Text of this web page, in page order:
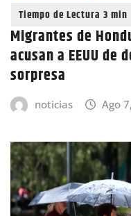
Migrantes de
acusan a EEUU
sorpresa
noticias Ago